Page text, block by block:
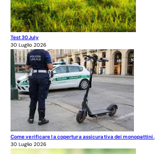
Test 30July
30 Luglio 2026
Come verificare la copertura assicurativa dei monopattini.
30 Luglio 2026